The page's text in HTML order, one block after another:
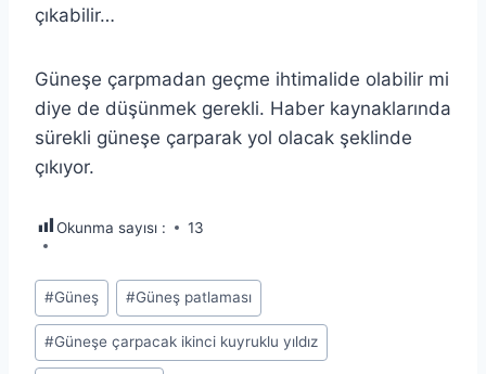
çıkabilir…
Güneşe çarpmadan geçme ihtimalide olabilir mi
diye de düşünmek gerekli. Haber kaynaklarında
sürekli güneşe çarparak yol olacak şeklinde
çıkıyor.
Okunma sayısı : 13
Post
Tags:
#Güneş #Güneş patlaması
#Güneşe çarpacak ikinci kuyruklu yıldız